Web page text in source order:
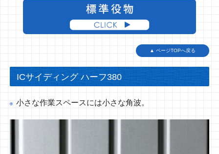
▲ ページTOPへ戻る
ICサイディング ハーフ380
小さな作業スペースには小さな角波。